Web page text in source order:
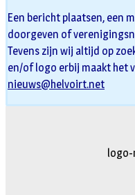
Een bericht plaatsen, een
doorgeven of
Tevens zijn wij altijd op
en/of logo erbij maakt het
nieuws@helvoirt.net